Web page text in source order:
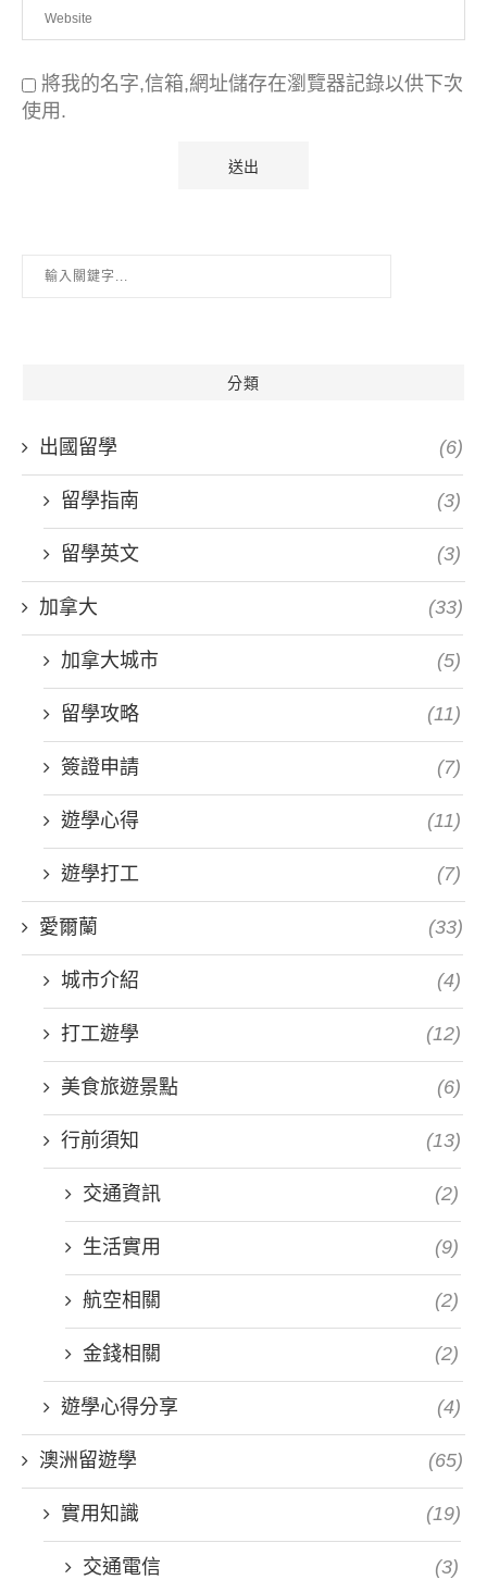
將我的名字,信箱,網址儲存在瀏覽器記錄以供下次
使用.
分類
出國留學 (6)
留學指南 (3)
留學英文 (3)
加拿大 (33)
加拿大城市 (5)
留學攻略 (11)
簽證申請 (7)
遊學心得 (11)
遊學打工 (7)
愛爾蘭 (33)
城市介紹 (4)
打工遊學 (12)
美食旅遊景點 (6)
行前須知 (13)
交通資訊 (2)
生活實用 (9)
航空相關 (2)
金錢相關 (2)
遊學心得分享 (4)
澳洲留遊學 (65)
實用知識 (19)
交通電信 (3)